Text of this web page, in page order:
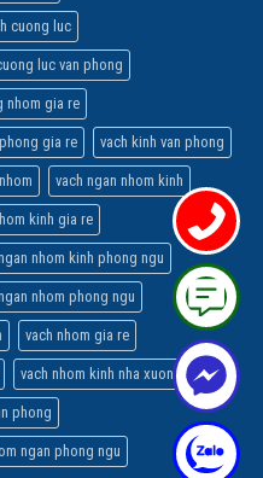
cuong luc
luc van phong
nhom gia re
gia re vach kinh van phong
vach ngan nhom kinh
kinh gia re
nhom kinh phong ngu
nhom phong ngu
vach nhom gia re
vach nhom kinh nha xuong
phong
ngan phong ngu